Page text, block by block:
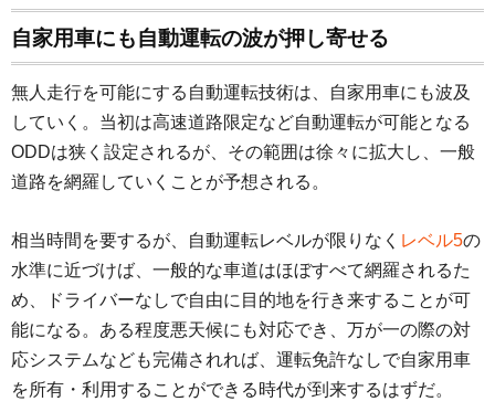
自家用車にも自動運転の波が押し寄せる
無人走行を可能にする自動運転技術は、自家用車にも波及
していく。当初は高速道路限定など自動運転が可能となる
ODDは狭く設定されるが、その範囲は徐々に拡大し、一般
道路を網羅していくことが予想される。
相当時間を要するが、自動運転レベルが限りなく レベル5の
水準に近づけば、一般的な車道はほぼすべて網羅されるた
め、ドライバーなしで自由に目的地を行き来することが可
能になる。ある程度悪天候にも対応でき、万が一の際の対
応システムなども完備されれば、運転免許なしで自家用車
を所有・利用することができる時代が到来するはずだ。